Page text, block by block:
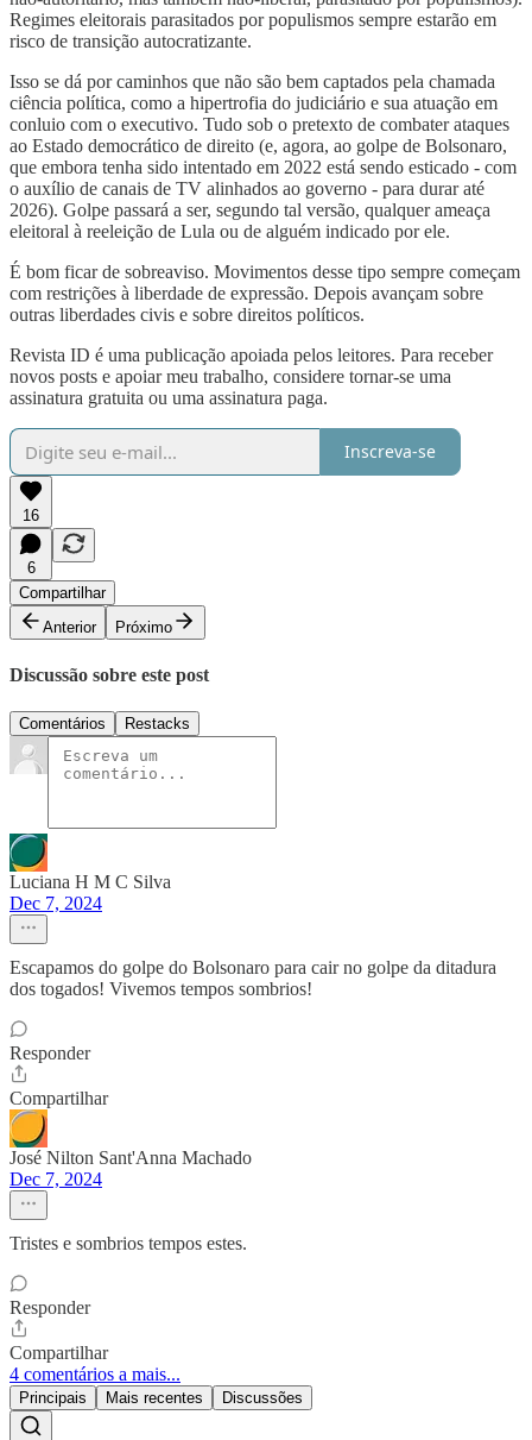
Regimes eleitorais parasitados por populismos sempre estarão em
risco de transição autocratizante.
Isso se dá por caminhos que não são bem captados pela chamada
ciência política, como a hipertrofia do judiciário e sua atuação em
conluio com o executivo. Tudo sob o pretexto de combater ataques
ao Estado democrático de direito (e, agora, ao golpe de Bolsonaro,
que embora tenha sido intentado em 2022 está sendo esticado - com
o auxílio de canais de TV alinhados ao governo - para durar até
2026). Golpe passará a ser, segundo tal versão, qualquer ameaça
eleitoral à reeleição de Lula ou de alguém indicado por ele.
É bom ficar de sobreaviso. Movimentos desse tipo sempre começam
com restrições à liberdade de expressão. Depois avançam sobre
outras liberdades civis e sobre direitos políticos.
Revista ID é uma publicação apoiada pelos leitores. Para receber
novos posts e apoiar meu trabalho, considere tornar-se uma
assinatura gratuita ou uma assinatura paga.
Inscreva-se
16
6
Compartilhar
Anterior
Próximo
Discussão sobre este post
Comentários Restacks
Luciana H M C Silva
Dec 7, 2024
Escapamos do golpe do Bolsonaro para cair no golpe da ditadura
dos togados! Vivemos tempos sombrios!
Responder
Compartilhar
José Nilton Sant'Anna Machado
Dec 7, 2024
Tristes e sombrios tempos estes.
Responder
Compartilhar
4 comentários a mais...
Principais Mais recentes Discussões